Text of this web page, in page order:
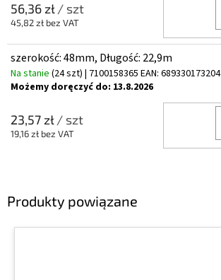
Produkty powiązane
56,36 zł/ szt
45,82 zł bez VAT
szerokość: 48mm, Długość: 22,9m
Na stanie (24 szt) | 7100158365 EAN: 689330173204
Możemy doręczyć do: 13.8.2026
23,57 zł/ szt
19,16 zł bez VAT